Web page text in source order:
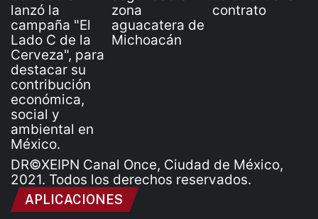
DR©XEIPN Canal Once, Ciudad de México,
2021. Todos los derechos reservados.
APLICACIONES